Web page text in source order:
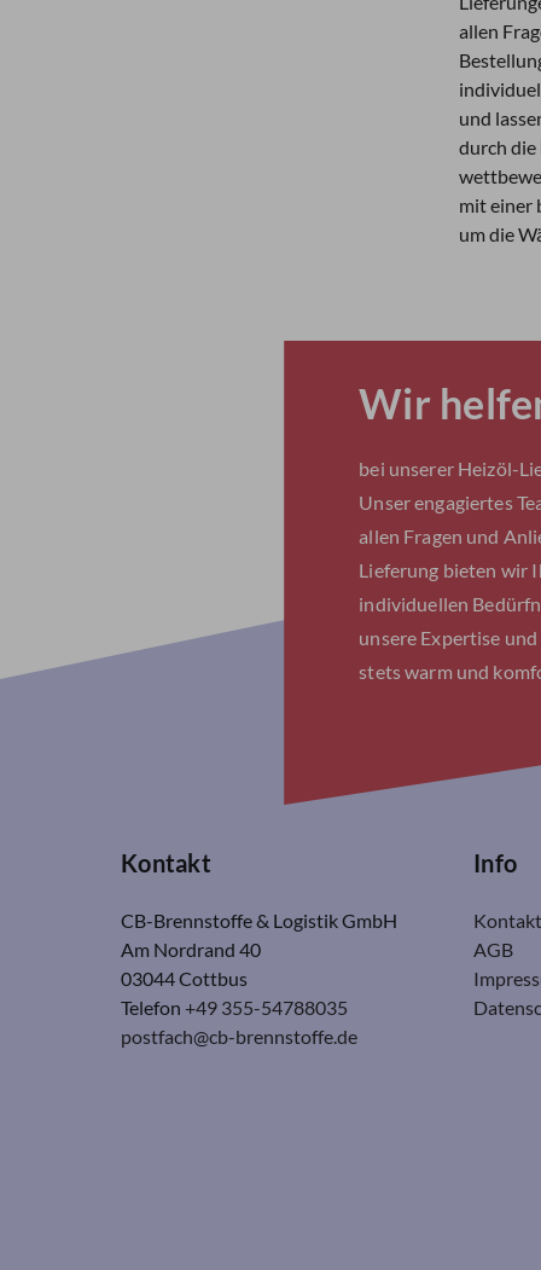
allen
und
durch die
mit einer
um die
Wir
bei unserer Heizöl-
Unser engagiertes
allen Fragen und
Lieferung bieten wir
individuellen
unsere Expertise und
stets warm und
Kontakt
CB-Brennstoffe & Logistik GmbH
Am Nordrand 40
03044 Cottbus
Telefon +49 355-54788035
postfach@cb-brennstoffe.de
Info
Kontakt
AGB